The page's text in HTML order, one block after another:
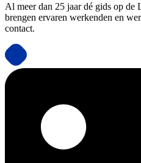
Al meer dan 25 jaar dé gids op de
brengen ervaren werkenden en
contact.